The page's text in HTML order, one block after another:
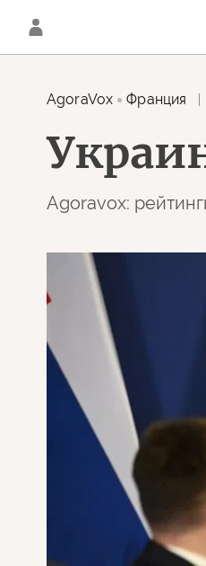
AgoraVox Франция
Agoravox: